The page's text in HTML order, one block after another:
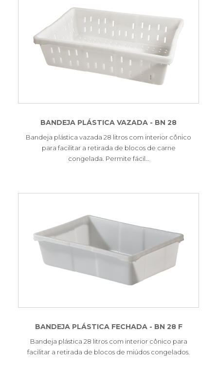
BANDEJA PLÁSTICA VAZADA - BN 28
Bandeja plástica vazada 28 litros com interior cônico
para facilitar a retirada de blocos de carne
congelada. Permite fácil…
BANDEJA PLÁSTICA FECHADA - BN 28 F
Bandeja plástica 28 litros com interior cônico para
facilitar a retirada de blocos de miúdos congelados.